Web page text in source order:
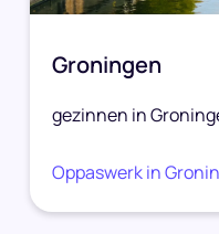
Groningen
gezinnen in
Oppaswerk in